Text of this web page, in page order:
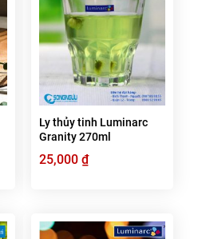
Ly thủy tinh Luminarc
Granity 270ml
25,000 ₫